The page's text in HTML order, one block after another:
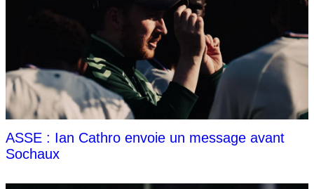
ASSE : Ian Cathro envoie un message avant
Sochaux